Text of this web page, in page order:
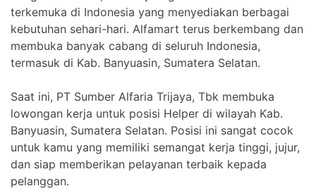
terkemuka di Indonesia yang menyediakan berbagai
kebutuhan sehari-hari. Alfamart terus berkembang dan
membuka banyak cabang di seluruh Indonesia,
termasuk di Kab. Banyuasin, Sumatera Selatan.
Saat ini, PT Sumber Alfaria Trijaya, Tbk membuka
lowongan kerja untuk posisi Helper di wilayah Kab.
Banyuasin, Sumatera Selatan. Posisi ini sangat cocok
untuk kamu yang memiliki semangat kerja tinggi, jujur,
dan siap memberikan pelayanan terbaik kepada
pelanggan.